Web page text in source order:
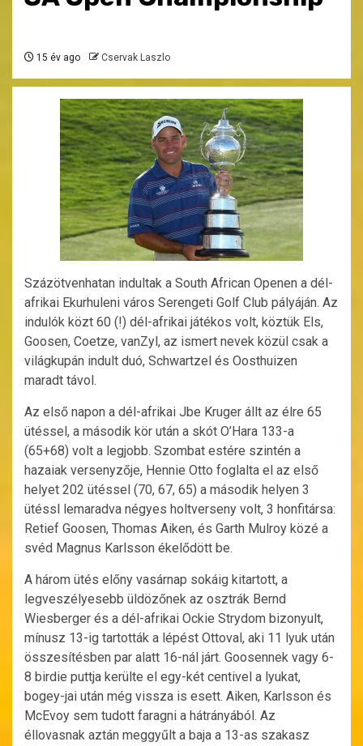
15 év ago Cservak Laszlo
Százötvenhatan indultak a South African Openen a dél-
afrikai Ekurhuleni város Serengeti Golf Club pályáján. Az
indulók közt 60 (!) dél-afrikai játékos volt, köztük Els,
Goosen, Coetze, vanZyl, az ismert nevek közül csak a
világkupán indult duó, Schwartzel és Oosthuizen
maradt távol.
Az első napon a dél-afrikai Jbe Kruger állt az élre 65
ütéssel, a második kör után a skót O’Hara 133-a
(65+68) volt a legjobb. Szombat estére szintén a
hazaiak versenyzője, Hennie Otto foglalta el az első
helyet 202 ütéssel (70, 67, 65) a második helyen 3
ütéssl lemaradva négyes holtverseny volt, 3 honfitársa:
Retief Goosen, Thomas Aiken, és Garth Mulroy közé a
svéd Magnus Karlsson ékelődött be.
A három ütés előny vasárnap sokáig kitartott, a
legveszélyesebb üldözőnek az osztrák Bernd
Wiesberger és a dél-afrikai Ockie Strydom bizonyult,
mínusz 13-ig tartották a lépést Ottoval, aki 11 lyuk után
összesítésben par alatt 16-nál járt. Goosennek vagy 6-
8 birdie puttja kerülte el egy-két centivel a lyukat,
bogey-jai után még vissza is esett. Aiken, Karlsson és
McEvoy sem tudott faragni a hátrányából. Az
éllovasnak aztán meggyűlt a baja a 13-as szakasz